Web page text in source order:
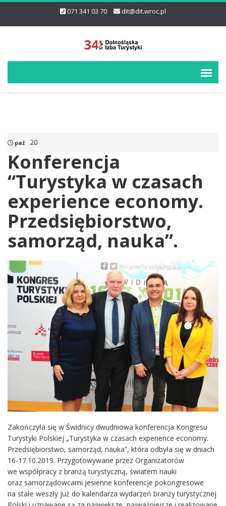
071 341 03 70 dit@dit.wroc.pl
paź 20
Konferencja
“Turystyka w czasach
experience economy.
Przedsiębiorstwo,
samorząd, nauka”.
Zakończyła się w Świdnicy dwudniowa konferencja Kongresu
Turystyki Polskiej „Turystyka w czasach experience economy.
Przedsiębiorstwo, samorząd, nauka”, która odbyła się w dniach
16-17.10.2019. Przygotowywane przez Organizatorów
we współpracy z branżą turystyczną, światem nauki
oraz samorządowcami jesienne konferencje pokongresowe
na stałe weszły już do kalendarza wydarzeń branży turystycznej